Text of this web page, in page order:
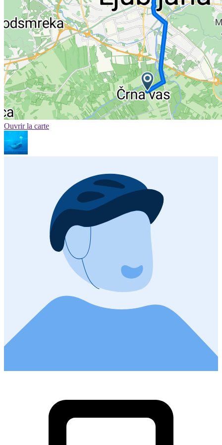
Ouvrir la carte